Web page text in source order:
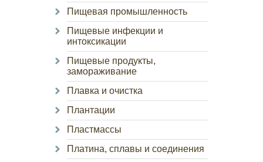
Пищевая промышленность
Пищевые инфекции и
интоксикации
Пищевые продукты,
замораживание
Плавка и очистка
Плантации
Пластмассы
Платина, сплавы и соединения